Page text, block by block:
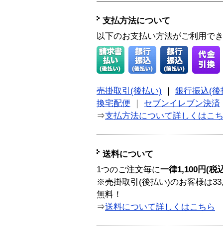
支払方法について
以下のお支払い方法がご利用で
売掛取引(後払い)
銀行振込(後
換宅配便
セブンイレブン決済
⇒支払方法について詳しくはこ
送料について
1つのご注文毎に一律1,100円(税
※売掛取引(後払い)のお客様は
無料！
⇒送料について詳しくはこちら